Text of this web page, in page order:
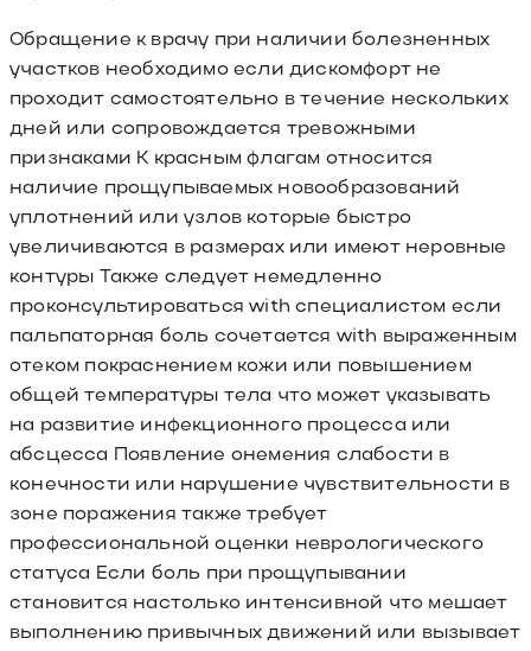
Обращение к врачу при наличии болезненных
участков необходимо если дискомфорт не
проходит самостоятельно в течение нескольких
дней или сопровождается тревожными
признаками К красным флагам относится
наличие прощупываемых новообразований
уплотнений или узлов которые быстро
увеличиваются в размерах или имеют неровные
контуры Также следует немедленно
проконсультироваться with специалистом если
пальпаторная боль сочетается with выраженным
отеком покраснением кожи или повышением
общей температуры тела что может указывать
на развитие инфекционного процесса или
абсцесса Появление онемения слабости в
конечности или нарушение чувствительности в
зоне поражения также требует
профессиональной оценки неврологического
статуса Если боль при прощупывании
становится настолько интенсивной что мешает
выполнению привычных движений или вызывает